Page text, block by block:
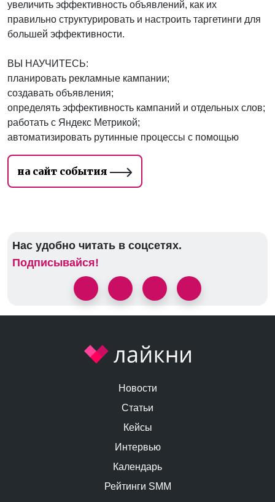
увеличить эффективность объявлений, как их
правильно структурировать и настроить таргетинги для
большей эффективности.
ВЫ НАУЧИТЕСЬ:
планировать рекламные кампании;
создавать объявления;
определять эффективность кампаний и отдельных слов;
работать с Яндекс Метрикой;
автоматизировать рутинные процессы с помощью
на сайт события
Нас удобно читать в соцсетях.
Подписывайся!
Новости
Статьи
Кейсы
Интервью
Календарь
Рейтинги SMM